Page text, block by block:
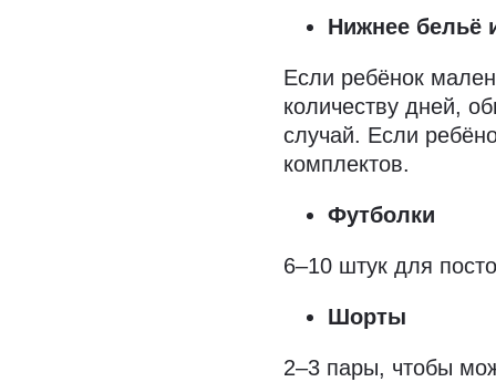
Нижнее бельё
Если ребёнок
количеству дней,
случай. Если
комплектов.
Футболки
6–10 штук для
Шорты
2–3 пары, чтобы